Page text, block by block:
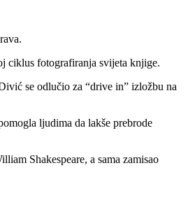
ciklus fotografiranja svijeta knjige.
se odlučio za “drive in” izložbu na
ljudima da lakše prebrode
Shakespeare, a sama zamisao